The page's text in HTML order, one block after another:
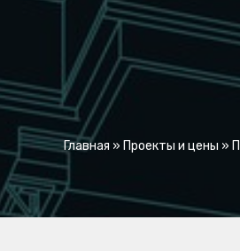
Главная » Проекты и цены »